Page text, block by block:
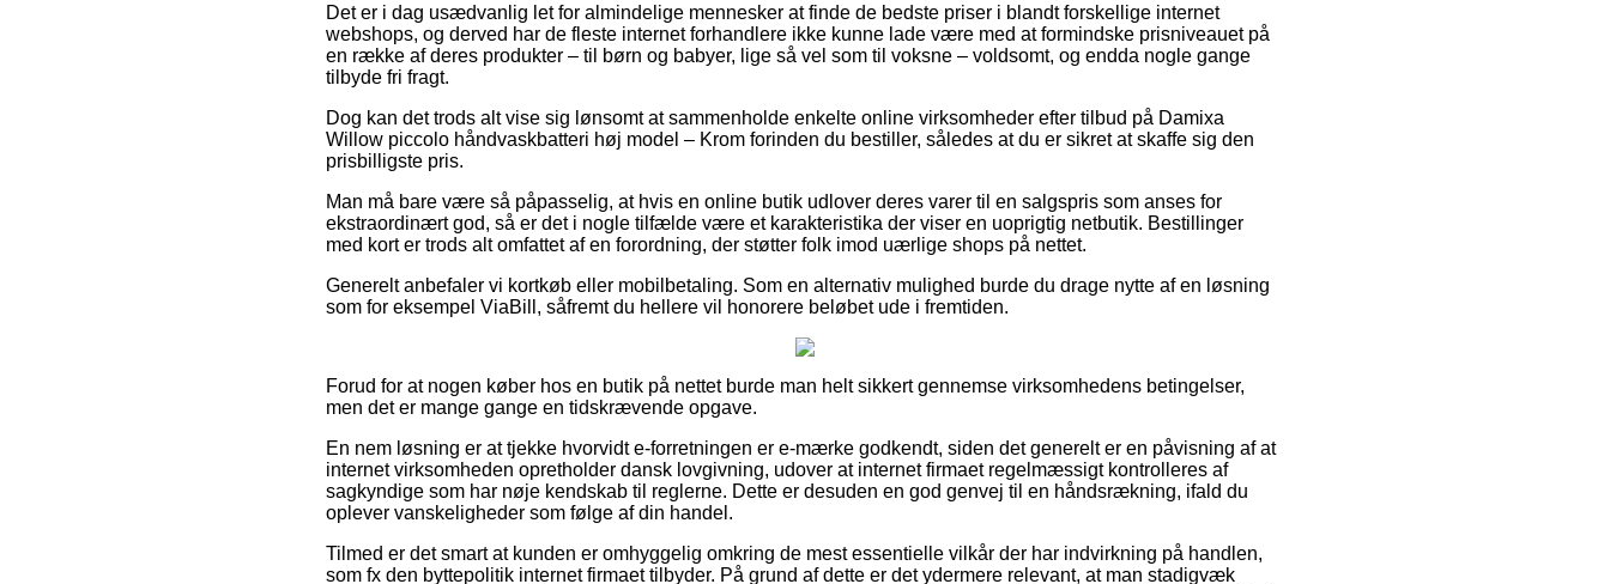
Det er i dag usædvanlig let for almindelige mennesker at finde de bedste priser i blandt forskellige internet
webshops, og derved har de fleste internet forhandlere ikke kunne lade være med at formindske prisniveauet på
en række af deres produkter – til børn og babyer, lige så vel som til voksne – voldsomt, og endda nogle gange
tilbyde fri fragt.
Dog kan det trods alt vise sig lønsomt at sammenholde enkelte online virksomheder efter tilbud på Damixa
Willow piccolo håndvaskbatteri høj model – Krom forinden du bestiller, således at du er sikret at skaffe sig den
prisbilligste pris.
Man må bare være så påpasselig, at hvis en online butik udlover deres varer til en salgspris som anses for
ekstraordinært god, så er det i nogle tilfælde være et karakteristika der viser en uoprigtig netbutik. Bestillinger
med kort er trods alt omfattet af en forordning, der støtter folk imod uærlige shops på nettet.
Generelt anbefaler vi kortkøb eller mobilbetaling. Som en alternativ mulighed burde du drage nytte af en løsning
som for eksempel ViaBill, såfremt du hellere vil honorere beløbet ude i fremtiden.
Forud for at nogen køber hos en butik på nettet burde man helt sikkert gennemse virksomhedens betingelser,
men det er mange gange en tidskrævende opgave.
En nem løsning er at tjekke hvorvidt e-forretningen er e-mærke godkendt, siden det generelt er en påvisning af at
internet virksomheden opretholder dansk lovgivning, udover at internet firmaet regelmæssigt kontrolleres af
sagkyndige som har nøje kendskab til reglerne. Dette er desuden en god genvej til en håndsrækning, ifald du
oplever vanskeligheder som følge af din handel.
Tilmed er det smart at kunden er omhyggelig omkring de mest essentielle vilkår der har indvirkning på handlen,
som fx den byttepolitik internet firmaet tilbyder. På grund af dette er det ydermere relevant, at man stadigvæk